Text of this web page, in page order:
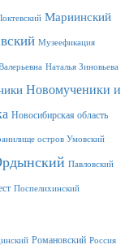
Мариинский
Музеефикация
Наталья Зиновьева
Новомученики и
Новосибирская область
остров Умовский
Павловский
Поспелихинский
Романовский Россия